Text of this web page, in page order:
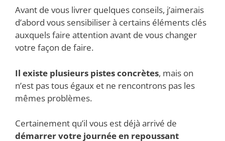
Avant de vous livrer quelques conseils, j’aimerais
d’abord vous sensibiliser à certains éléments clés
auxquels faire attention avant de vous changer
votre façon de faire.
Il existe plusieurs pistes concrètes, mais on
n’est pas tous égaux et ne rencontrons pas les
mêmes problèmes.
Certainement qu’il vous est déjà arrivé de
démarrer votre journée en repoussant